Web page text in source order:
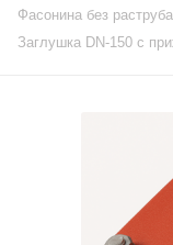
Фасонина без
Заглушка DN-150 с